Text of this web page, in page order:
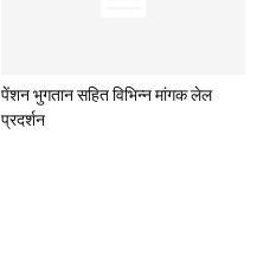
पेंशन भुगतान सहित विभिन्न मांगक लेल
प्रदर्शन